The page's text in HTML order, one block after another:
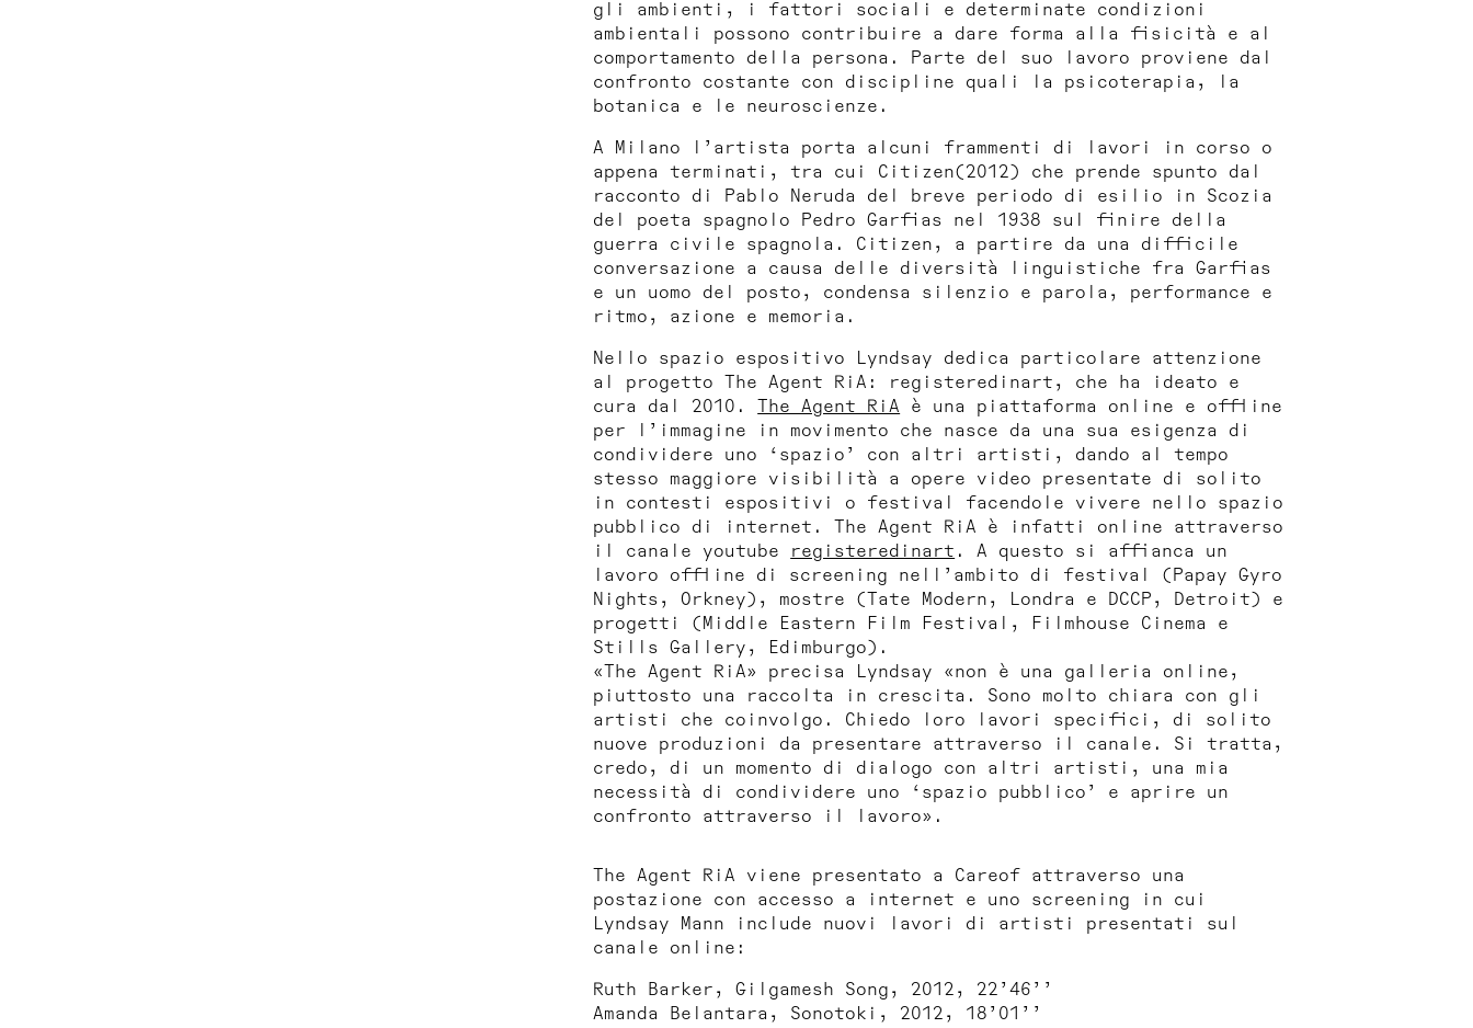
gli ambienti, i fattori sociali e determinate condizioni
ambientali possono contribuire a dare forma alla fisicità e al
comportamento della persona. Parte del suo lavoro proviene dal
confronto costante con discipline quali la psicoterapia, la
botanica e le neuroscienze.
A Milano l’artista porta alcuni frammenti di lavori in corso o
appena terminati, tra cui Citizen(2012) che prende spunto dal
racconto di Pablo Neruda del breve periodo di esilio in Scozia
del poeta spagnolo Pedro Garfias nel 1938 sul finire della
guerra civile spagnola. Citizen , a partire da una difficile
conversazione a causa delle diversità linguistiche fra Garfias
e un uomo del posto, condensa silenzio e parola, performance e
ritmo, azione e memoria.
Nello spazio espositivo Lyndsay dedica particolare attenzione
al progetto
The Agent RiA: registeredinart , che ha ideato e
cura dal 2010.
The Agent RiA è una piattaforma online e offline
per l’immagine in movimento che nasce da una sua esigenza di
condividere uno ‘spazio’ con altri artisti, dando al tempo
stesso maggiore visibilità a opere video presentate di solito
in contesti espositivi o festival facendole vivere nello spazio
pubblico di internet.
The Agent RiA è infatti online attraverso
il canale youtube
registeredinart . A questo si affianca un
lavoro offline di screening nell’ambito di festival (Papay Gyro
Nights, Orkney), mostre (Tate Modern, Londra e DCCP, Detroit) e
progetti (Middle Eastern Film Festival, Filmhouse Cinema e
Stills Gallery, Edimburgo).
«The Agent RiA» precisa Lyndsay «non è una galleria online,
piuttosto una raccolta in crescita. Sono molto chiara con gli
artisti che coinvolgo. Chiedo loro lavori specifici, di solito
nuove produzioni da presentare attraverso il canale. Si tratta,
credo, di un momento di dialogo con altri artisti, una mia
necessità di condividere uno ‘spazio pubblico’ e aprire un
confronto attraverso il lavoro».
The Agent RiA viene presentato a Careof attraverso una
postazione con accesso a internet e uno screening in cui
Lyndsay Mann include nuovi lavori di artisti presentati sul
canale online:
Ruth Barker,Gilgamesh Song , 2012, 22’46’’
Amanda Belantara, Sonotoki , 2012, 18’01’’